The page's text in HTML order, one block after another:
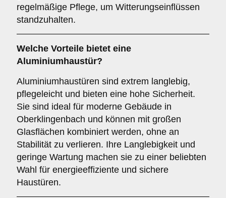
regelmäßige Pflege, um Witterungseinflüssen
standzuhalten.
Welche Vorteile bietet eine
Aluminiumhaustür?
Aluminiumhaustüren sind extrem langlebig,
pflegeleicht und bieten eine hohe Sicherheit.
Sie sind ideal für moderne Gebäude in
Oberklingenbach und können mit großen
Glasflächen kombiniert werden, ohne an
Stabilität zu verlieren. Ihre Langlebigkeit und
geringe Wartung machen sie zu einer beliebten
Wahl für energieeffiziente und sichere
Haustüren.